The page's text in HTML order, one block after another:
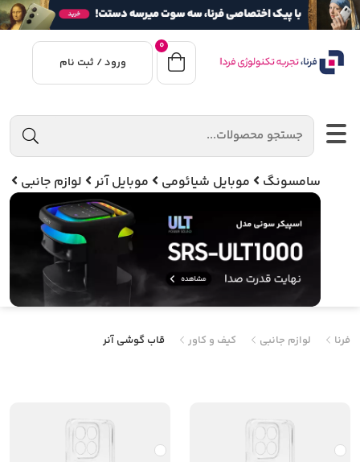
0
ورود / ثبت نام
سامسونگ موبایل شیائومی موبایل آنر لوازم جانبی
فرنا لوازم جانبی کیف و کاور قاب گوشی آنر